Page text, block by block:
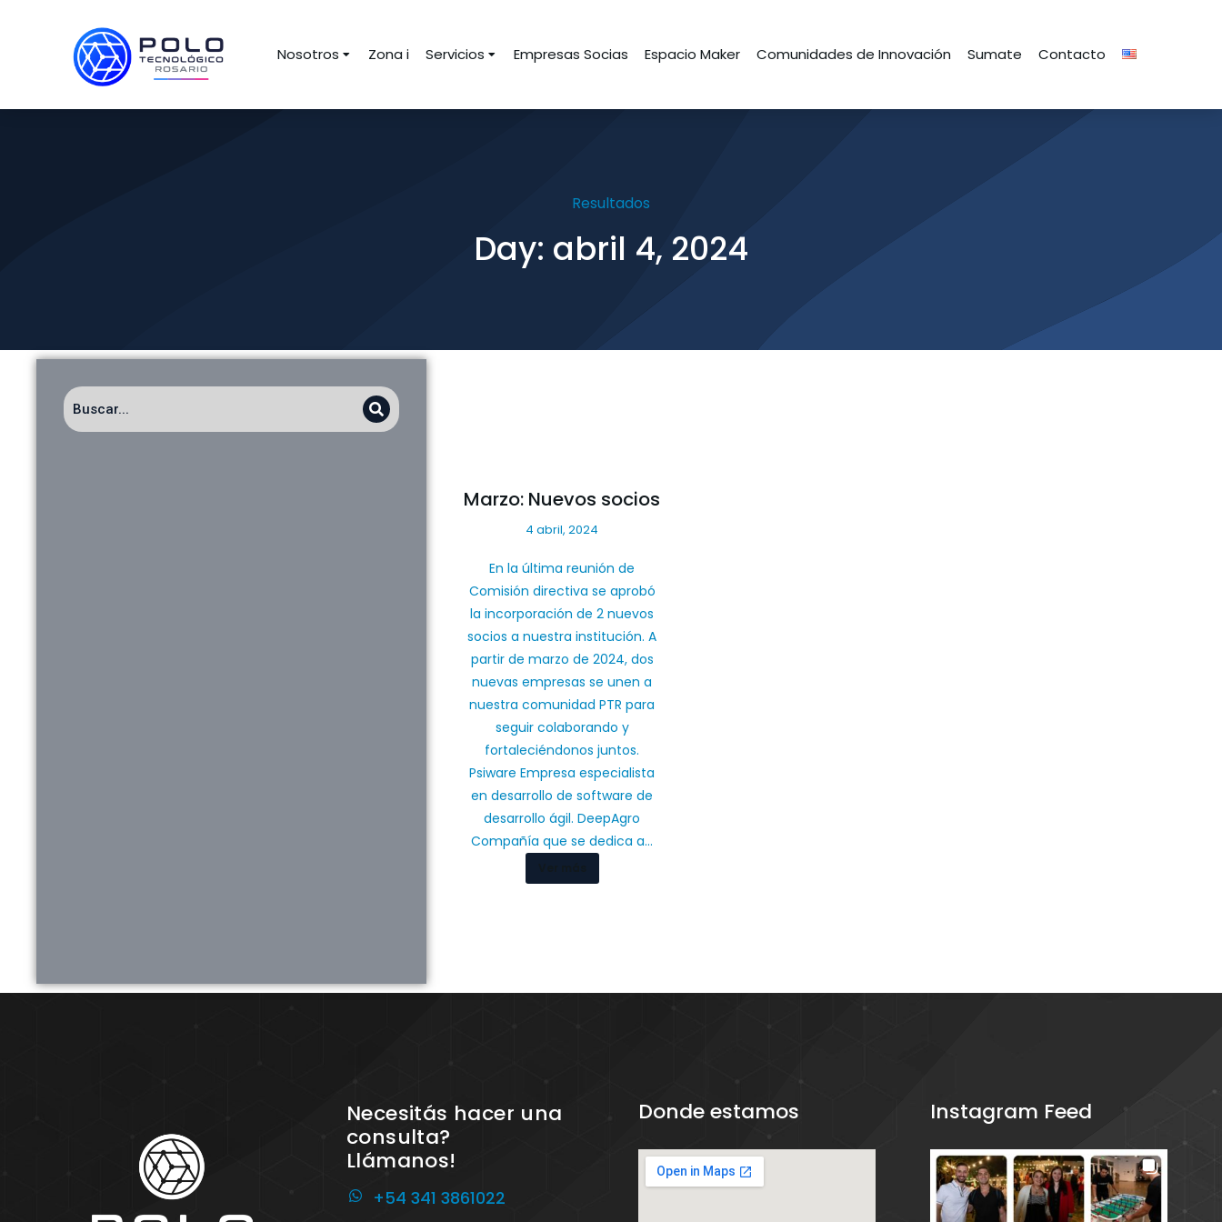
Nosotros Zona i Servicios Empresas Socias Espacio Maker Comunidades de Innovación Sumate Contacto
Resultados
Day: abril 4, 2024
Marzo: Nuevos socios
4 abril, 2024
En la última reunión de
Comisión directiva se aprobó
la incorporación de 2 nuevos
socios a nuestra institución. A
partir de marzo de 2024, dos
nuevas empresas se unen a
nuestra comunidad PTR para
seguir colaborando y
fortaleciéndonos juntos.
Psiware Empresa especialista
en desarrollo de software de
desarrollo ágil. DeepAgro
Compañía que se dedica a…
Necesitás hacer una
consulta?
Llámanos!
+54 341 3861022
Donde estamos Instagram Feed